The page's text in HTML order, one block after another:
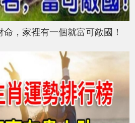
，家裡有一個就富可敵國！